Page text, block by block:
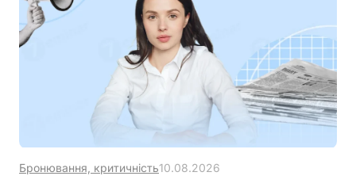
Бронювання, критичність10.08.2026